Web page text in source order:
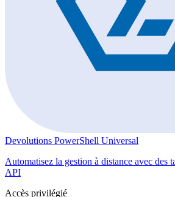
Devolutions PowerShell Universal
Automatisez la gestion à distance avec des
API
Accès privilégié